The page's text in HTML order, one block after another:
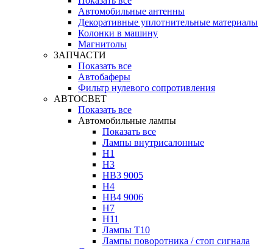
Автомобильные антенны
Декоративные уплотнительные материалы
Колонки в машину
Магнитолы
ЗАПЧАСТИ
Показать все
Автобаферы
Фильтр нулевого сопротивления
АВТОСВЕТ
Показать все
Автомобильные лампы
Показать все
Лампы внутрисалонные
H1
H3
HB3 9005
H4
HB4 9006
H7
H11
Лампы Т10
Лампы поворотника / стоп сигнала